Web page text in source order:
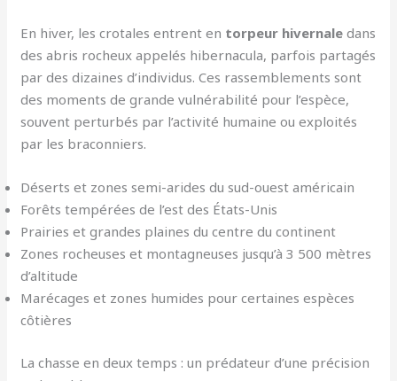
En hiver, les crotales entrent en torpeur hivernale dans
des abris rocheux appelés hibernacula, parfois partagés
par des dizaines d’individus. Ces rassemblements sont
des moments de grande vulnérabilité pour l’espèce,
souvent perturbés par l’activité humaine ou exploités
par les braconniers.
Déserts et zones semi-arides du sud-ouest américain
Forêts tempérées de l’est des États-Unis
Prairies et grandes plaines du centre du continent
Zones rocheuses et montagneuses jusqu’à 3 500 mètres
d’altitude
Marécages et zones humides pour certaines espèces
côtières
La chasse en deux temps : un prédateur d’une précision